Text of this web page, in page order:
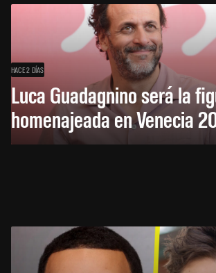
HACE 2 DÍAS
Luca Guadagnino será la
homenajeada en Venecia